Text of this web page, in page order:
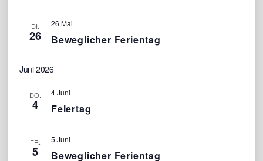
DI.
26 Beweglicher Ferientag
26.Mai
Juni 2026
DO.
4 Feiertag
4.Juni
FR.
5 Beweglicher Ferientag
5.Juni